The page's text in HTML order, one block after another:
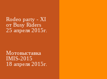
Rodeo party - XI
от Busy Riders
25 апреля 2015г.
Мотовыставка
IMIS-2015
18 апреля 2015г.